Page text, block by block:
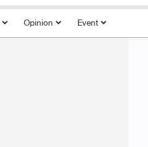
Opinion Event